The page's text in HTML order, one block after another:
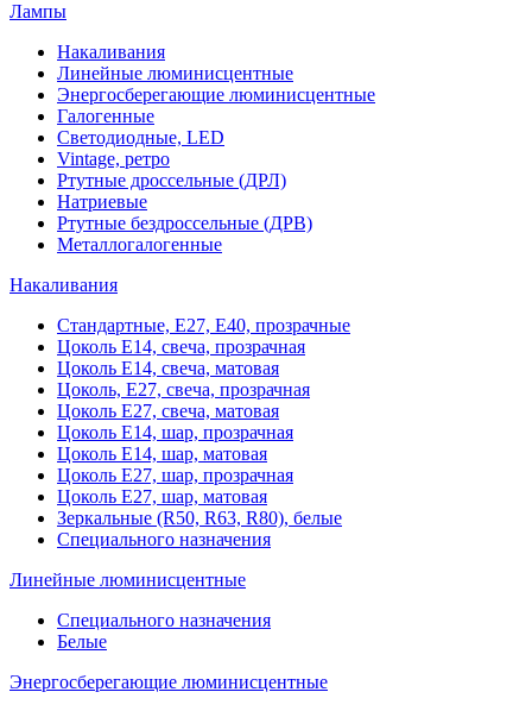
Лампы
Накаливания
Линейные люминисцентные
Энергосберегающие люминисцентные
Галогенные
Светодиодные, LED
Vintage, ретро
Ртутные дроссельные (ДРЛ)
Натриевые
Ртутные бездроссельные (ДРВ)
Металлогалогенные
Накаливания
Стандартные, Е27, Е40, прозрачные
Цоколь Е14, свеча, прозрачная
Цоколь Е14, свеча, матовая
Цоколь, Е27, свеча, прозрачная
Цоколь Е27, свеча, матовая
Цоколь Е14, шар, прозрачная
Цоколь Е14, шар, матовая
Цоколь Е27, шар, прозрачная
Цоколь Е27, шар, матовая
Зеркальные (R50, R63, R80), белые
Специального назначения
Линейные люминисцентные
Специального назначения
Белые
Энергосберегающие люминисцентные